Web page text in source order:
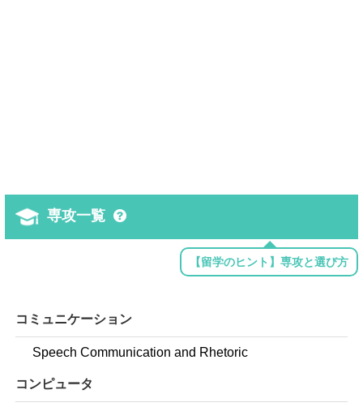
専攻一覧
【留学のヒント】専攻と選び方
コミュニケーション
Speech Communication and Rhetoric
コンピュータ